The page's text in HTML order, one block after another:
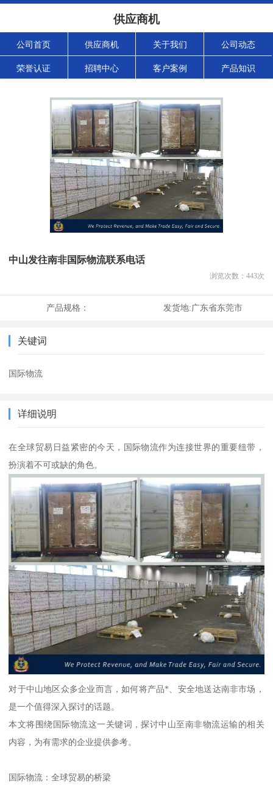
供应商机
公司首页 供应商机 关于我们 公司动态
荣誉认证 招聘中心 客户案例 产品知识
中山发往南非国际物流联系电话
浏览次数： 443次
产品规格： 发货地:广东省东莞市
关键词
国际物流
详细说明
在全球贸易日益紧密的今天，国际物流作为连接世界的重要纽带，
扮演着不可或缺的角色。
对于中山地区众多企业而言，如何将产品*、安全地送达南非市场，
是一个值得深入探讨的话题。
本文将围绕国际物流这一关键词，探讨中山至南非物流运输的相关
内容，为有需求的企业提供参考。
国际物流：全球贸易的桥梁